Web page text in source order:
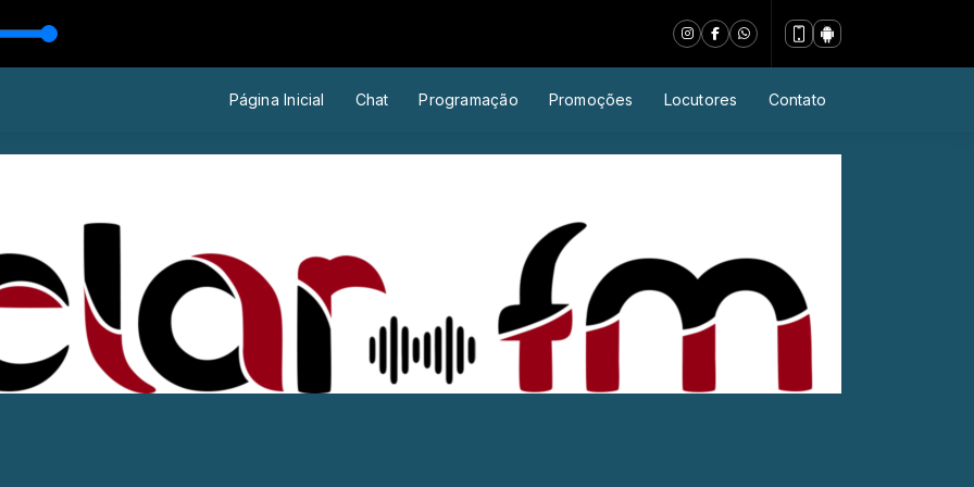
Página Inicial Chat Programação Promoções Locutores Contato